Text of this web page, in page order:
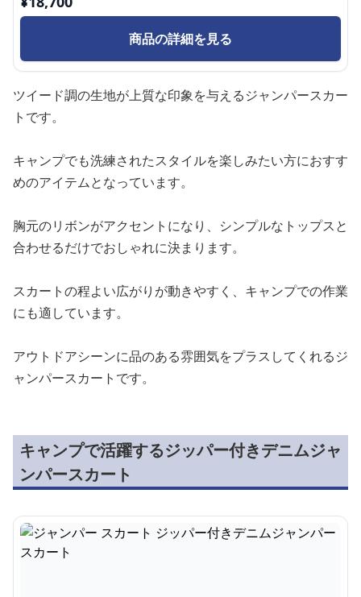
商品の詳細を見る
ツイード調の生地が上質な印象を与えるジャンパースカー
トです。
キャンプでも洗練されたスタイルを楽しみたい方におすす
めのアイテムとなっています。
胸元のリボンがアクセントになり、シンプルなトップスと
合わせるだけでおしゃれに決まります。
スカートの程よい広がりが動きやすく、キャンプでの作業
にも適しています。
アウトドアシーンに品のある雰囲気をプラスしてくれるジ
ャンパースカートです。
キャンプで活躍するジッパー付きデニムジャ
ンパースカート